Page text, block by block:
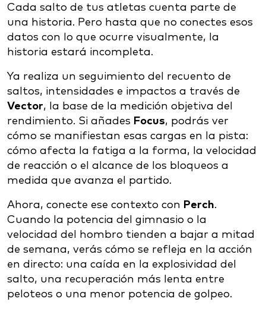
Cada salto de tus atletas cuenta parte de
una historia. Pero hasta que no conectes esos
datos con lo que ocurre visualmente, la
historia estará incompleta.
Ya realiza un seguimiento del recuento de
saltos, intensidades e impactos a través de
Vector, la base de la medición objetiva del
rendimiento. Si añades Focus, podrás ver
cómo se manifiestan esas cargas en la pista:
cómo afecta la fatiga a la forma, la velocidad
de reacción o el alcance de los bloqueos a
medida que avanza el partido.
Ahora, conecte ese contexto con Perch.
Cuando la potencia del gimnasio o la
velocidad del hombro tienden a bajar a mitad
de semana, verás cómo se refleja en la acción
en directo: una caída en la explosividad del
salto, una recuperación más lenta entre
peloteos o una menor potencia de golpeo.